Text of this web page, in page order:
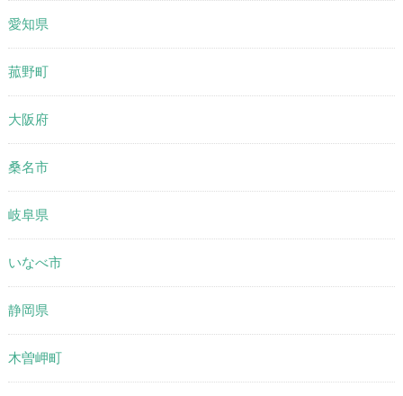
愛知県
菰野町
大阪府
桑名市
岐阜県
いなべ市
静岡県
木曽岬町